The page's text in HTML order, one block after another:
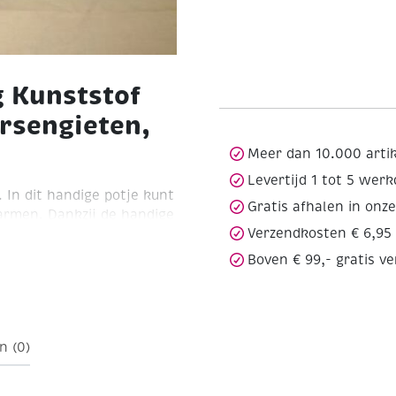
Kunststof
In dit handige potje kunt
Dankzij de handige
in een
Meer dan 10.000
Levertijd 1 tot 5
Gratis afhalen in
Verzendkosten € 6,95
Boven € 99,- gratis
(0)